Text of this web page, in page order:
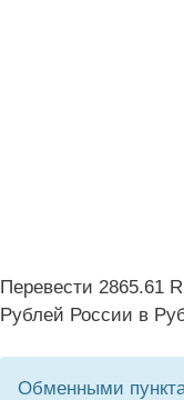
Перевести 2865.61
Рублей России в
Обменными